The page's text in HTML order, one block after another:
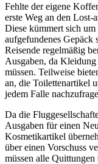
Fehlte der eigene
erste Weg an den Lost-
Diese kümmert sich
aufgefundenes Gepäck
Reisende regelmäßig
Ausgaben, da
müssen. Teilweise
an, die Toilettenartikel
jedem Falle
Da die
Ausgaben für einen
Kosmetikartikel
über einen Vorschuss
müssen alle